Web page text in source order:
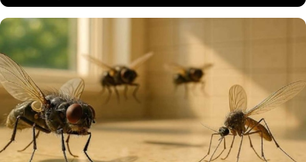
Dünyaca ünlü UCLA araştırmacıları, tarımda
yaygın olarak kullanılan bir böcek ilacının
beyin sağlığı üzerinde daha önce tahmin
edilenden çok daha büyük bir tehdit
oluşturduğunu kanıtladı.